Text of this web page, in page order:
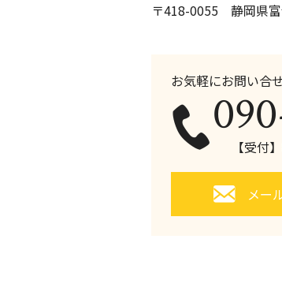
〒418-0055 静岡県
お気軽にお問い合
【受付
メー